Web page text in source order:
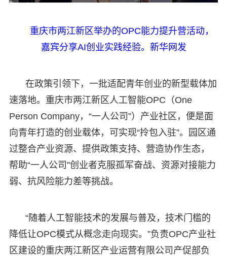
重庆市两江新区举办的OPC能力提升营活动，
嘉宾分享AI创业实践经验。新华网发
在政策引领下，一批适配青年创业的新型载体加
速落地。重庆市两江新区人工智能OPC（One
Person Company，“一人公司”）产业社区，便是面
向青年打造的创业载体，可实现“拎包入驻”。园区通
过整合产业资源、提供政策支持、营造协作生态，
帮助“一人公司”创业者克服孤军奋战、资源对接能力
弱、抗风险能力差等挑战。
“随着人工智能技术的发展与普及，技术门槛的
降低让OPC模式从概念走向现实。”负责OPC产业社
区建设的重庆两江新区产业运营有限公司产促部负